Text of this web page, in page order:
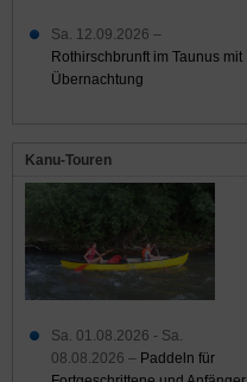
Sa. 12.09.2026 –
Rothirschbrunft im Taunus mit
Übernachtung
Kanu-Touren
Sa. 01.08.2026 - Sa.
08.08.2026 – Paddeln für